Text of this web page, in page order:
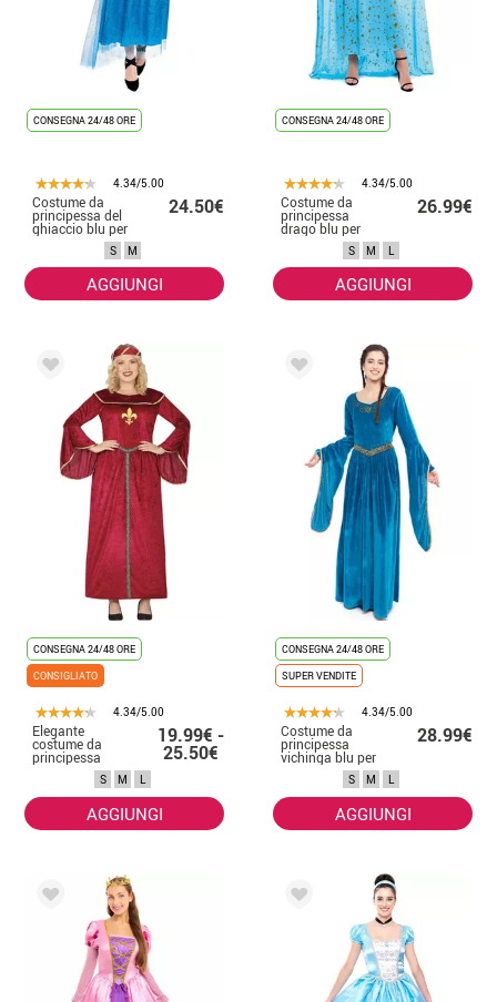
CONSEGNA 24/48 ORE
4.34/5.00
Costume da
principessa del
ghiaccio blu per
donna
24.50€
S M
AGGIUNGI
CONSEGNA 24/48 ORE
4.34/5.00
Costume da
principessa
drago blu per
donna
26.99€
S M L
AGGIUNGI
CONSEGNA 24/48 ORE
CONSIGLIATO
4.34/5.00
Elegante
costume da
principessa
medievale per
19.99€ -
25.50€
S M L
AGGIUNGI
CONSEGNA 24/48 ORE
SUPER VENDITE
4.34/5.00
Costume da
principessa
vichinga blu per
donna
28.99€
S M L
AGGIUNGI